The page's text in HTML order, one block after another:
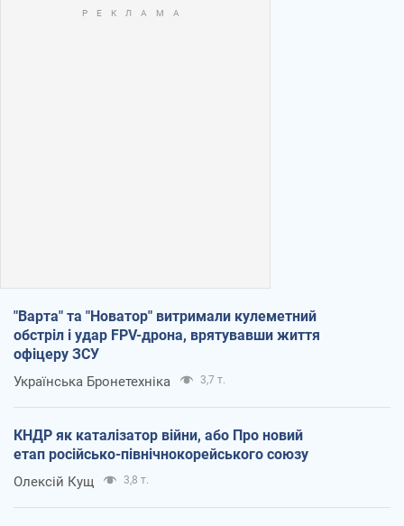
"Варта" та "Новатор" витримали кулеметний
обстріл і удар FPV-дрона, врятувавши життя
офіцеру ЗСУ
Українська Бронетехніка 3,7 т.
КНДР як каталізатор війни, або Про новий
етап російсько-північнокорейського союзу
Олексій Кущ 3,8 т.